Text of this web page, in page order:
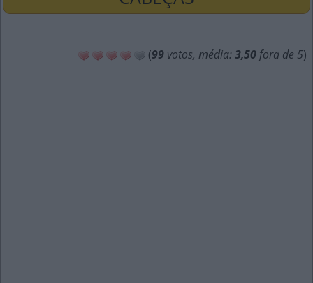
(99 votos, média: 3,50 fora de 5)